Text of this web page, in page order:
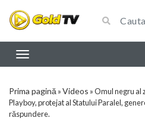
Prima pagină »Videos »Omul negru al
Playboy, protejat al Statului Paralel,
răspundere.